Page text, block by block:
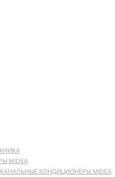
MIDEA
КОНДИЦИОНЕРЫ MIDEA